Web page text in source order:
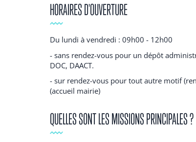
HORAIRES D'OUVERTURE
Du lundi à vendredi : 09h00 - 12h00
- sans rendez-vous pour un dépôt
DOC, DAACT.
- sur rendez-vous pour tout autre motif
(accueil mairie)
QUELLES SONT LES MISSIONS PRINCIPALES ?